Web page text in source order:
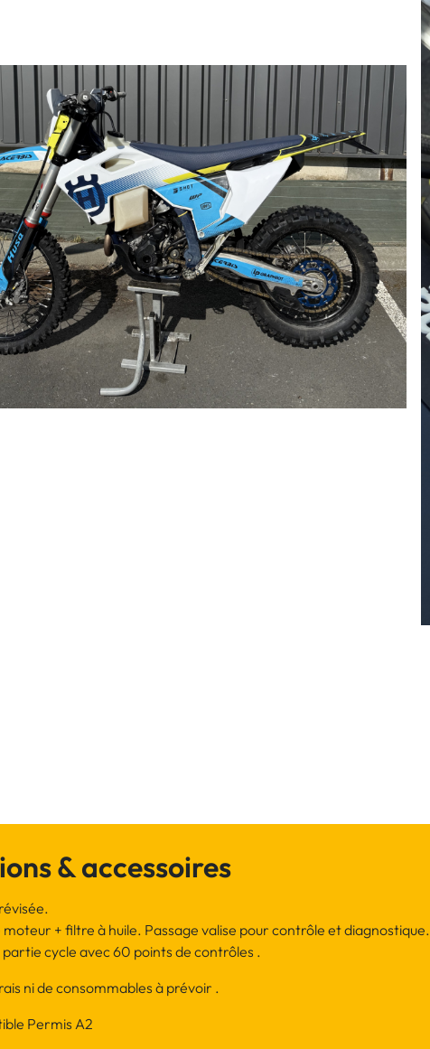
& accessoires
+ filtre à huile. Passage valise pour contrôle et diagnostique.
partie cycle avec 60 points de contrôles .
ni de consommables à prévoir .
Permis A2